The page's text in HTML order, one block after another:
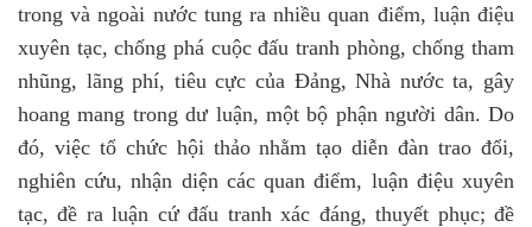
trong và ngoài nước tung ra nhiều quan điểm, luận điệu
xuyên tạc, chống phá cuộc đấu tranh phòng, chống tham
nhũng, lãng phí, tiêu cực của Đảng, Nhà nước ta, gây
hoang mang trong dư luận, một bộ phận người dân. Do
đó, việc tổ chức hội thảo nhằm tạo diễn đàn trao đổi,
nghiên cứu, nhận diện các quan điểm, luận điệu xuyên
tạc, đề raluận cứ đấu tranh xác đáng, thuyết phục; đề